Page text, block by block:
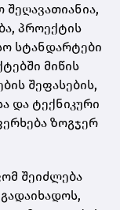
პროექტის
სტანდარტები
მიწის
შეფასების,
და ტექნიკური
ზოგჯერ
შეიძლება